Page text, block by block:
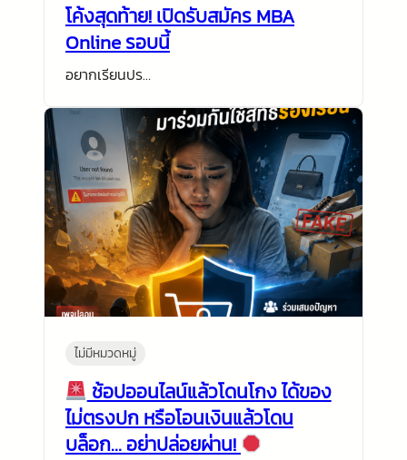
โค้งสุดท้าย! เปิดรับสมัคร MBA
Online รอบนี้
อยากเรียนปร…
ไม่มีหมวดหมู่
ช้อปออนไลน์แล้วโดนโกง ได้ของ
ไม่ตรงปก หรือโอนเงินแล้วโดน
บล็อก… อย่าปล่อยผ่าน!